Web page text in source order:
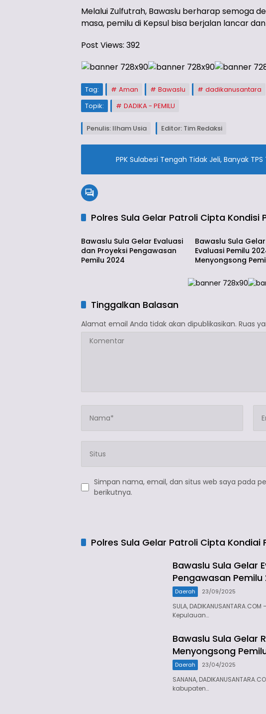
Melalui Zulfutrah, Bawaslu berharap semoga
masa, pemilu di Kepsul bisa berjalan lancar
Post Views: 392
Tag: Aman Bawaslu dadikanusantara
Topik:
DADIKA - PEMILU
Penulis: Ilham Usia Editor: Tim Redaksi
Polres Sula Gelar Patroli Cipta Kondisi
Daerah
Bawaslu Sula Gelar Evaluasi
dan Proyeksi Pengawasan
Pemilu 2024
Daerah
Bawaslu Sula
Evaluasi Pemilu
Menyongsong
Tinggalkan Balasan
Alamat email Anda tidak akan dipublikasikan. Ruas
Simpan nama, email, dan situs web saya pada
berikutnya.
Polres Sula Gelar Patroli Cipta Kondiai
Bawaslu Sula Gelar
Pengawasan Pemilu
Daerah 23/09/2025
SULA,
Kepulauan…
Bawaslu Sula Gelar
Menyongsong
Daerah 23/04/2025
SANANA,
kabupaten…